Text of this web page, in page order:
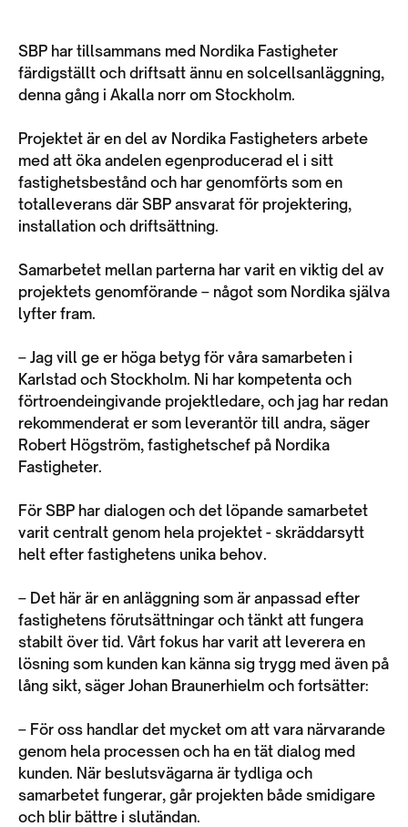
SBP har tillsammans med Nordika Fastigheter
färdigställt och driftsatt ännu en solcellsanläggning,
denna gång i Akalla norr om Stockholm.
Projektet är en del av Nordika Fastigheters arbete
med att öka andelen egenproducerad el i sitt
fastighetsbestånd och har genomförts som en
totalleverans där SBP ansvarat för projektering,
installation och driftsättning.
Samarbetet mellan parterna har varit en viktig del av
projektets genomförande – något som Nordika själva
lyfter fram.
– Jag vill ge er höga betyg för våra samarbeten i
Karlstad och Stockholm. Ni har kompetenta och
förtroendeingivande projektledare, och jag har redan
rekommenderat er som leverantör till andra, säger
Robert Högström, fastighetschef på Nordika
Fastigheter.
För SBP har dialogen och det löpande samarbetet
varit centralt genom hela projektet - skräddarsytt
helt efter fastighetens unika behov.
– Det här är en anläggning som är anpassad efter
fastighetens förutsättningar och tänkt att fungera
stabilt över tid. Vårt fokus har varit att leverera en
lösning som kunden kan känna sig trygg med även på
lång sikt, säger Johan Braunerhielm och fortsätter:
– För oss handlar det mycket om att vara närvarande
genom hela processen och ha en tät dialog med
kunden. När beslutsvägarna är tydliga och
samarbetet fungerar, går projekten både smidigare
och blir bättre i slutändan.